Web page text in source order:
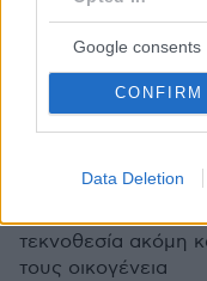
Google consents
CONFIRM
Data Deletion
Οι μύθοι και η
Με fast track
τεκνοθεσία ακόμη
τους οικογένεια